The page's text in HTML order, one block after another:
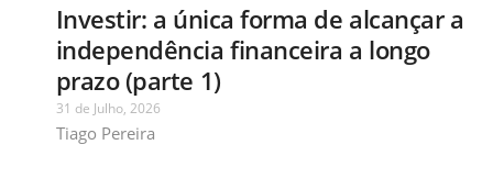
Investir: a única forma de alcançar a
independência financeira a longo
prazo (parte 1)
31 de Julho, 2026
Tiago Pereira